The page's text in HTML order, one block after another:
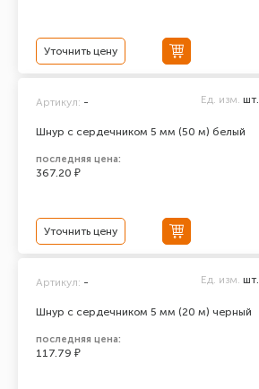
Уточнить цену
Шнур с сердечником 5 мм (50 м) белый
Артикул: - Ед. изм. шт.
последняя цена:
367.20 ₽
Уточнить цену
Шнур с сердечником 5 мм (20 м) черный
Артикул: - Ед. изм. шт.
последняя цена:
117.79 ₽